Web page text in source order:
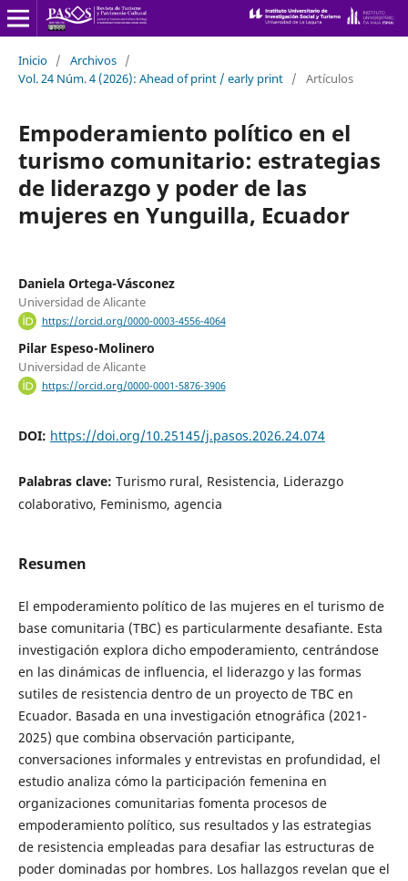
Inicio / Archivos /
Vol. 24 Núm. 4 (2026): Ahead of print / early print / Artículos
Empoderamiento político en el
turismo comunitario: estrategias
de liderazgo y poder de las
mujeres en Yunguilla, Ecuador
Daniela Ortega-Vásconez
Universidad de Alicante
https://orcid.org/0000-0003-4556-4064
Pilar Espeso-Molinero
Universidad de Alicante
https://orcid.org/0000-0001-5876-3906
DOI: https://doi.org/10.25145/j.pasos.2026.24.074
Palabras clave: Turismo rural, Resistencia, Liderazgo
colaborativo, Feminismo, agencia
Resumen
El empoderamiento político de las mujeres en el turismo de
base comunitaria (TBC) es particularmente desafiante. Esta
investigación explora dicho empoderamiento, centrándose
en las dinámicas de influencia, el liderazgo y las formas
sutiles de resistencia dentro de un proyecto de TBC en
Ecuador. Basada en una investigación etnográfica (2021-
2025) que combina observación participante,
conversaciones informales y entrevistas en profundidad, el
estudio analiza cómo la participación femenina en
organizaciones comunitarias fomenta procesos de
empoderamiento político, sus resultados y las estrategias
de resistencia empleadas para desafiar las estructuras de
poder dominadas por hombres. Los hallazgos revelan que el